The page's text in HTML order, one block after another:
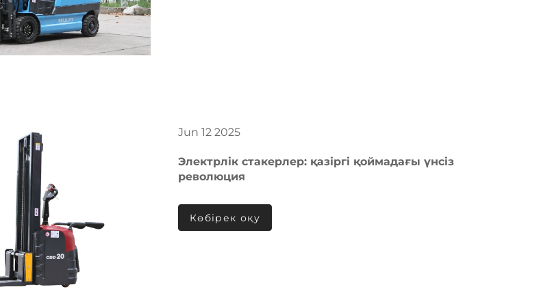
Jun 12 2025
Электрлік стакерлер: қазіргі қоймадағы үнсіз
революция
Көбірек оқу